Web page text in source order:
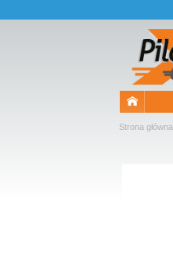
Strona główna